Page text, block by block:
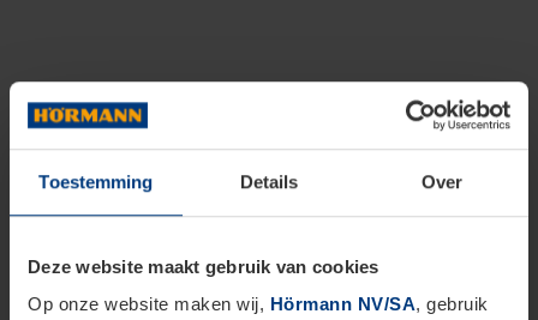
Toestemming Details Over
Deze website maakt gebruik van cookies
Op onze website maken wij, Hörmann NV/SA, gebruik